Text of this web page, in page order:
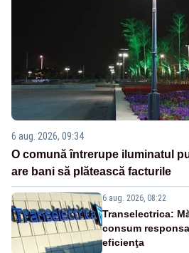
6 aug. 2026, 09:34
O comună întrerupe iluminatul
are bani să plătească facturile
6 aug. 2026, 08:22
Transelectrica:
consum
eficienţa